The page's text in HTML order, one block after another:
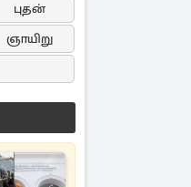
புதன்
ஞாயிறு